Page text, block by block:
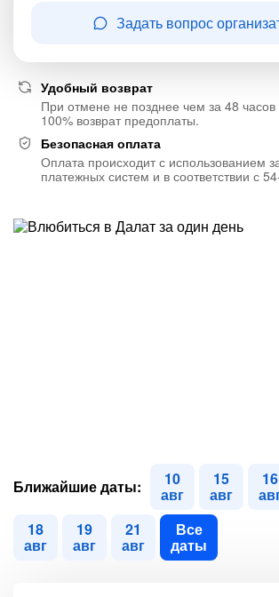
Задать вопрос
Удобный возврат
При отмене не позднее чем за 48
100% возврат предоплаты.
Безопасная оплата
Оплата происходит с использованием
платежных систем и в соответствии с
Ближайшие даты: 10
авг
15
авг
16
18
авг
19
авг
21
авг
Все
даты